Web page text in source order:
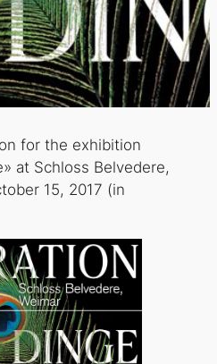
for the exhibition
at Schloss Belvedere,
15, 2017 (in